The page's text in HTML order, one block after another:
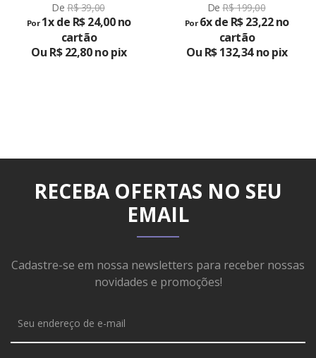
DeR$ 39,00
Por 1x de R$ 24,00 no
cartão
Ou R$ 22,80 no pix
PRODUTO DeR$ 199,00
Por 6x de R$ 23,22 no
cartão
Ou R$ 132,34 no pix
PRODUTO
RECEBA OFERTAS NO SEU
EMAIL
Cadastre-se em nossa newsletters para receber nossas
novidades e promoções!